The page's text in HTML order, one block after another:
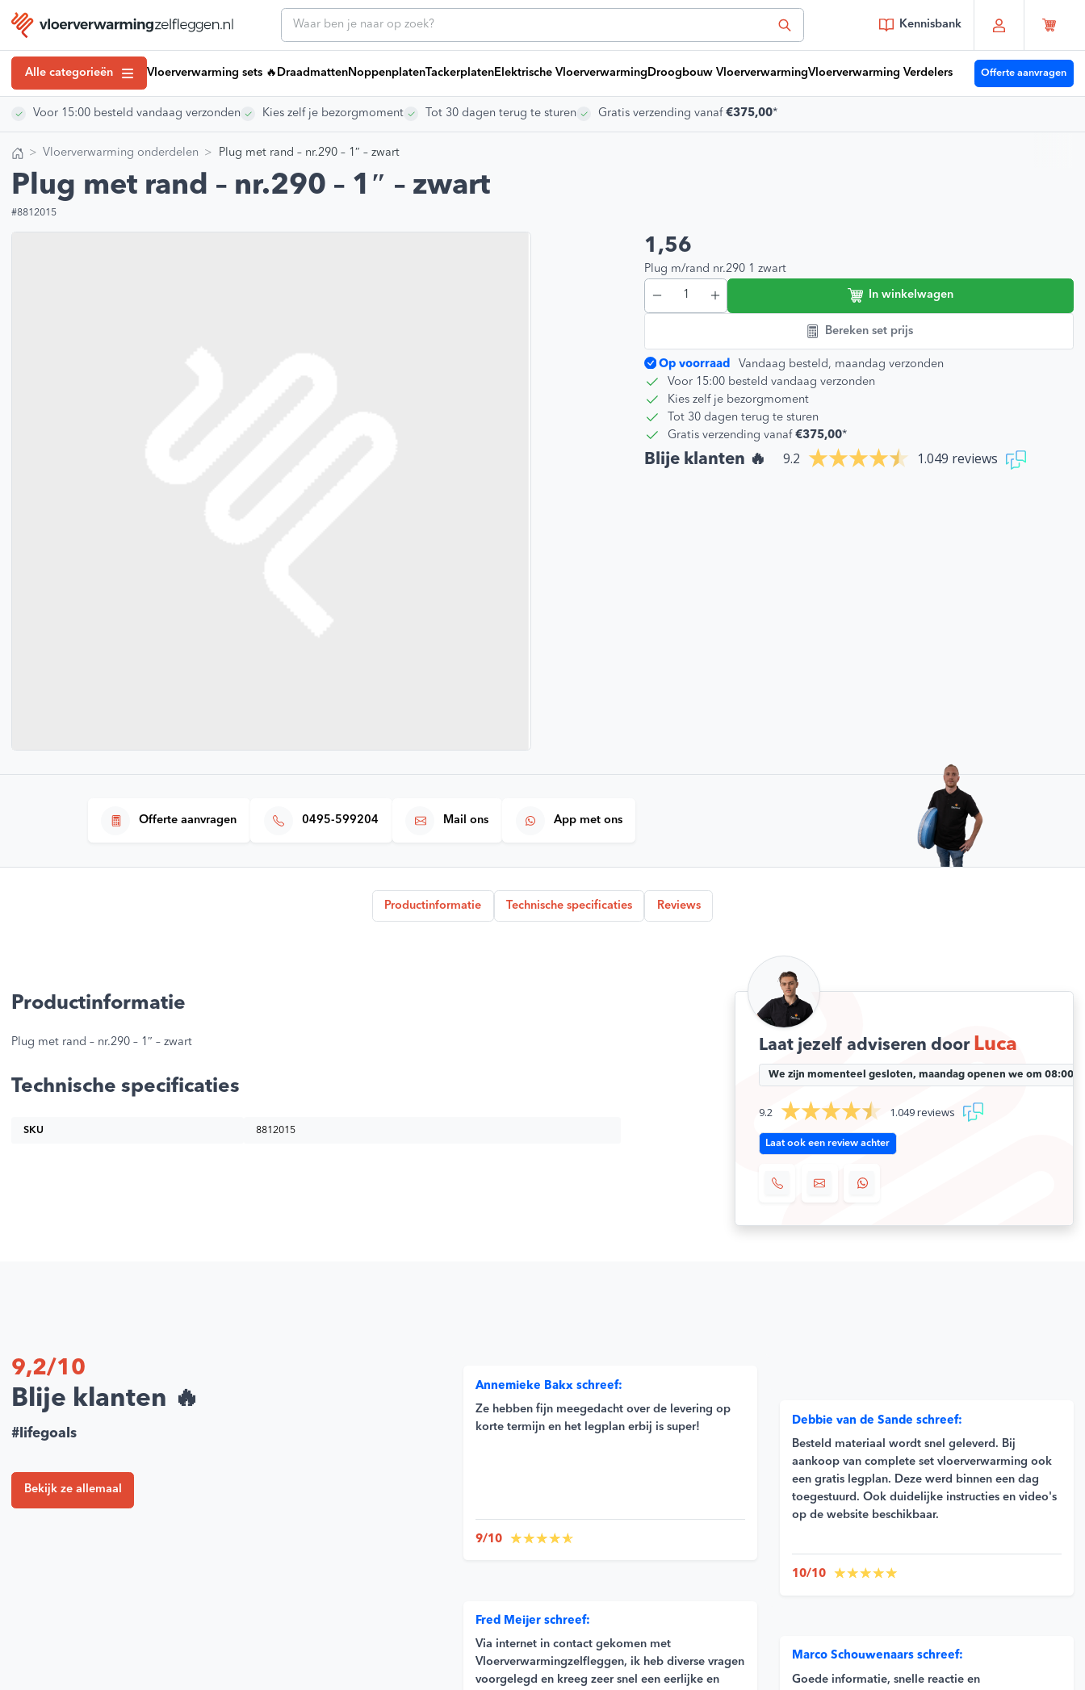
Kennisbank
Alle categorieën
Noppenplaten
Tackerplaten
Elektrische Vloerverwarming
Klantenservice
Vloerverwarming offerte
Vloerverwarming laten leggen
Kennisbank artikelen
Montagevideo’s
Blije klanten 🔥
Vloerverwarming sets 🔥 Draadmatten NoppenplatenTackerplaten Elektrische Vloerverwarming Droogbouw VloerverwarmingVloerverwarming Verdelers Offerte aanvragen
Voor 15:00 besteld vandaag verzonden Kies zelf je bezorgmoment Tot 30 dagen terug te sturen Gratis verzending vanaf€375,00*
Vloerverwarming onderdelen Plug met rand – nr.290 – 1″ – zwart
Plug met rand – nr.290 – 1″ – zwart
#8812015
1,56
Plug m/rand nr.290 1 zwart
In winkelwagen
Bereken set prijs
Op voorraad
Vandaag besteld, maandag verzonden
Voor 15:00 besteld vandaag verzonden
Kies zelf je bezorgmoment
Tot 30 dagen terug te sturen
Gratis verzending vanaf €375,00*
Blije klanten 🔥 9.2 1.049 reviews
Offerte aanvragen 0495-599204 Mail ons App met ons
Productinformatie Technische specificaties Reviews
Productinformatie
Plug met rand – nr.290 – 1″ – zwart
Technische specificaties
SKU 8812015
Laat jezelf adviseren door Luca
We zijn momenteel gesloten, maandag openen we om 08:00
9.2 1.049 reviews
Laat ook een review achter
9,2/10
Blije klanten 🔥
#lifegoals
Bekijk ze allemaal
Annemieke Bakx schreef:
Ze hebben fijn meegedacht over de levering op
korte termijn en het legplan erbij is super!
9/10
Debbie van de Sande schreef:
Besteld materiaal wordt snel geleverd. Bij
aankoop van complete set vloerverwarming ook
een gratis legplan. Deze werd binnen een dag
toegestuurd. Ook duidelijke instructies en video's
op de website beschikbaar.
10/10
Fred Meijer schreef:
Via internet in contact gekomen met
Vloerverwarmingzelfleggen, ik heb diverse vragen
voorgelegd en kreeg zeer snel een eerlijke en
Marco Schouwenaars schreef:
Goede informatie, snelle reactie en